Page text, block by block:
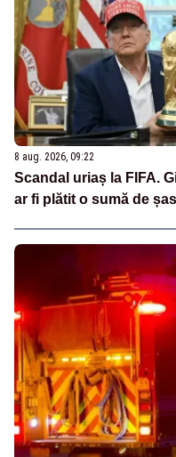
8 aug. 2026, 09:22
Scandal uriaș la FIFA.
ar fi plătit o sumă de